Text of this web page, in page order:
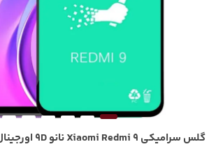
گلس سرامیکی Xiaomi Redmi 9 نانو 9D اورجینال برند آرمور